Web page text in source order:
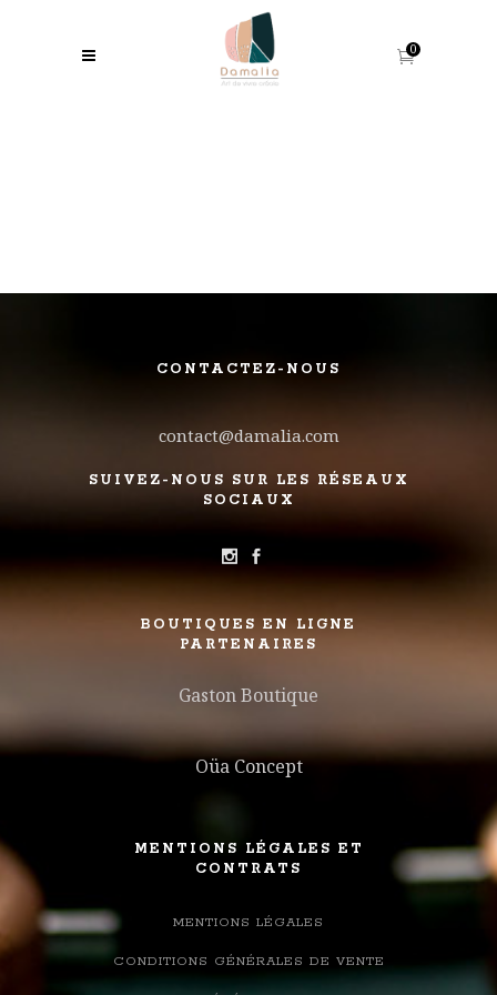
0
CONTACTEZ-NOUS
contact@damalia.com
SUIVEZ-NOUS SUR LES RÉSEAUX
SOCIAUX
BOUTIQUES EN LIGNE
PARTENAIRES
Gaston Boutique
Oüa Concept
MENTIONS LÉGALES ET
CONTRATS
MENTIONS LÉGALES
CONDITIONS GÉNÉRALES DE VENTE